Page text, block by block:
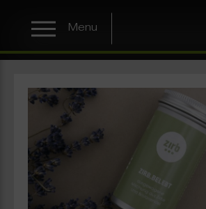
Menu